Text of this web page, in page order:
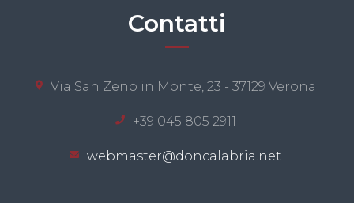
Contatti
Via San Zeno in Monte, 23 - 37129 Verona
+39 045 805 2911
webmaster@doncalabria.net